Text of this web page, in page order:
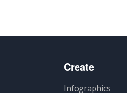
Create
Infographics